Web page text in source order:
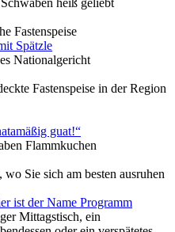
Fastenspeise
Spätzle
Nationalgericht
Fastenspeise in der Region
guat!“
Flammkuchen
Sie sich am besten ausruhen
ist der Name Programm
Mittagstisch, ein